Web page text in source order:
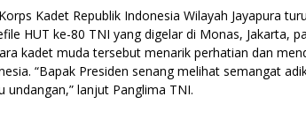
Kadet Republik Indonesia Wilayah Jayapura
HUT ke-80 TNI yang digelar di Monas, Jakarta,
kadet muda tersebut menarik perhatian dan
“Bapak Presiden senang melihat semangat
undangan,” lanjut Panglima TNI.